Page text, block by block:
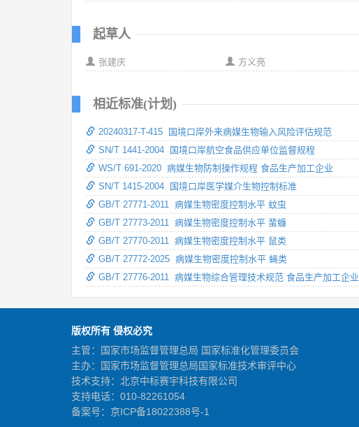
起草人
张建庆 方义亮
相近标准(计划)
20240317-T-415 国境口岸外来病媒生物输入风险评估规范
SN/T 1441-2004 国境口岸航空食品供应单位监督规程
WS/T 691-2020 病媒生物防制操作规程 食品生产加工企业
SN/T 1415-2004 国境口岸医学媒介生物控制标准
GB/T 27771-2011 病媒生物密度控制水平 蚊虫
GB/T 27773-2011 病媒生物密度控制水平 蜚蠊
GB/T 27770-2011 病媒生物密度控制水平 鼠类
GB/T 27772-2025 病媒生物密度控制水平 蝇类
GB/T 27776-2011 病媒生物综合管理技术规范 食品生产加工企业
版权所有 侵权必究
主管：国家市场监督管理总局 国家标准化管理委员会
主办：国家市场监督管理总局国家标准技术审评中心
技术支持：北京中标赛宇科技有限公司
支持电话：010-82261054
备案号： 京ICP备18022388号-1